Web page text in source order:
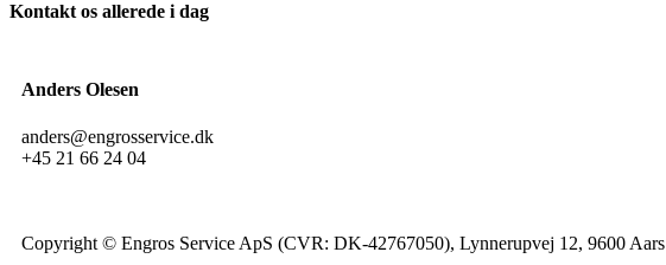
Kontakt os allerede i dag
Anders Olesen
anders@engrosservice.dk
+45 21 66 24 04
Copyright © Engros Service ApS (CVR: DK-42767050), Lynnerupvej 12, 9600 Aars